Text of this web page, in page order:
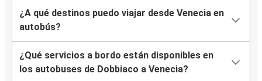
¿A qué destinos puedo viajar desde Venecia en
autobús?
¿Qué servicios a bordo están disponibles en
los autobuses de Dobbiaco a Venecia?